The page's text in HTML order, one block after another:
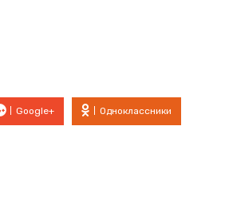
Google+ Одноклассники